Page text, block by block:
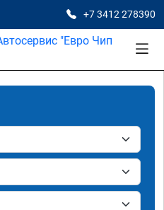
+7 3412 278390